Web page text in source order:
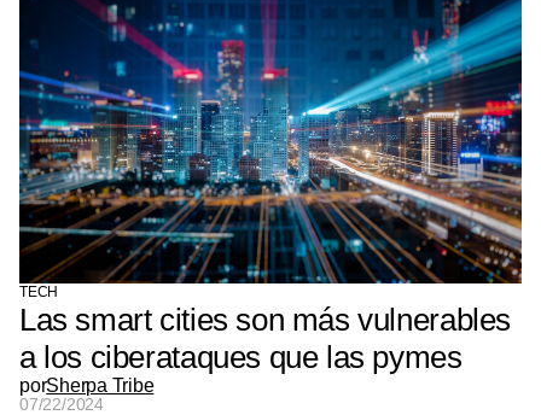
TECH
Las smart cities son más vulnerables
a los ciberataques que las pymes
porSherpa Tribe
07/22/2024